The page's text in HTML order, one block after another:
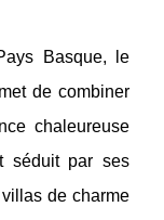
Basque, le
de combiner
chaleureuse
séduit par ses
de charme